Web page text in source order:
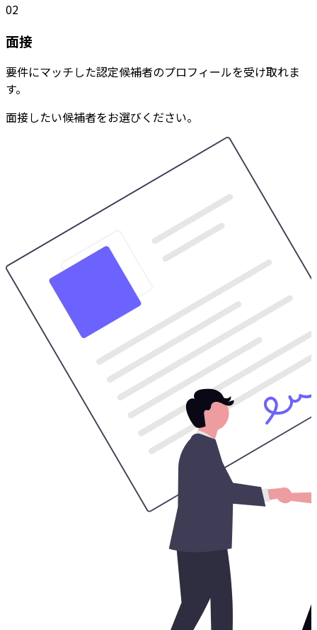
02
面接
要件にマッチした認定候補者のプロフィールを受け取れま
す。
面接したい候補者をお選びください。